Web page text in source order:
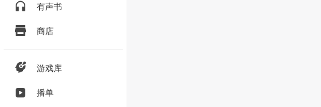
有声书
商店
游戏库
播单